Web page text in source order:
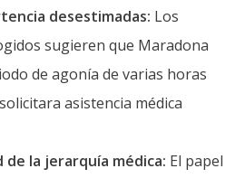
desestimadas: Los
sugieren que Maradona
de agonía de varias horas
asistencia médica
de la jerarquía médica: El papel